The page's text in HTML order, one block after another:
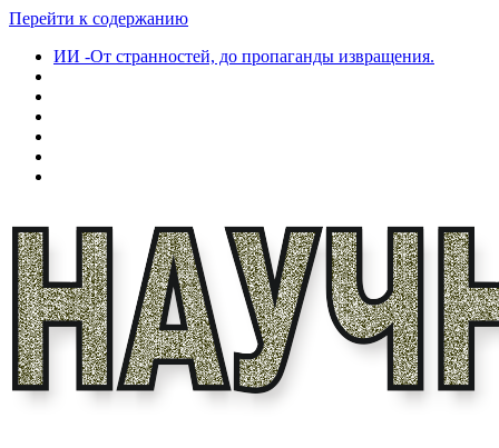
Перейти к содержанию
ИИ -От странностей, до пропаганды извращения.